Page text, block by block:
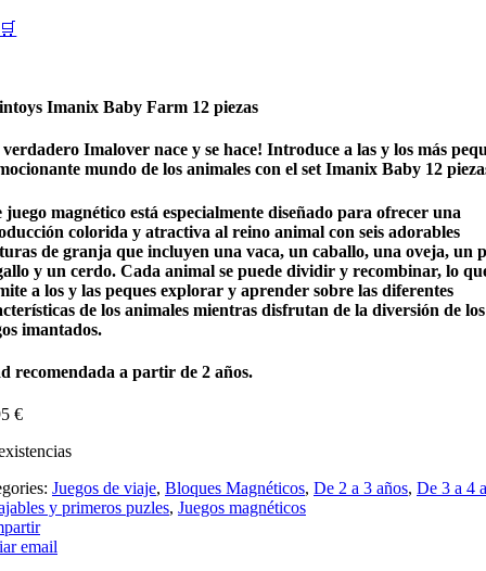
🛒
Imanix Baby Farm 12 piezas
verdadero Imalover nace y se hace! Introduce a las y los más
mundo de los animales con el set Imanix Baby 12
juego magnético está especialmente diseñado para ofrecer una
colorida y atractiva al reino animal con seis adorables
de granja que incluyen una vaca, un caballo, una oveja, un
y un cerdo. Cada animal se puede dividir y recombinar, lo
a los y las peques explorar y aprender sobre las diferentes
de los animales mientras disfrutan de la diversión de los
imantados.
recomendada a partir de 2 años.
€
Juegos de viaje, Bloques Magnéticos, De 2 a 3 años, De 3 a 4
y primeros puzles, Juegos magnéticos
email